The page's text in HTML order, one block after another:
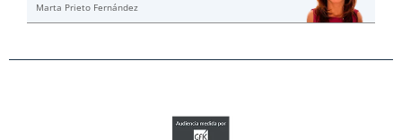
Marta Prieto Fernández